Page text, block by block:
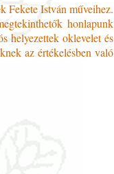
Fekete István műveihez.
honlapunk
helyezettek oklevelet és
az értékelésben való